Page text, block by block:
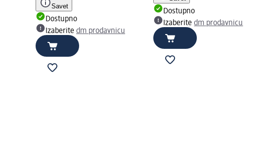
Savet
Dostupno
Izaberite dm prodavnicu
Dostupno
Izaberitedm prodavnicu